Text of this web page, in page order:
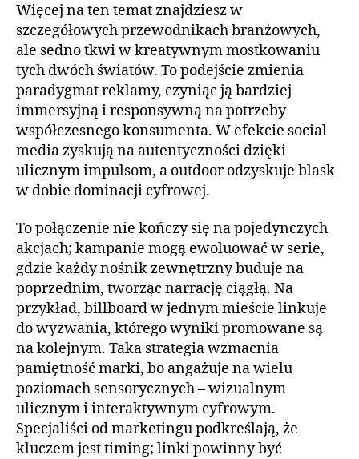
Więcej na ten temat znajdziesz w
szczegółowych przewodnikach branżowych,
ale sedno tkwi w kreatywnym mostkowaniu
tych dwóch światów. To podejście zmienia
paradygmat reklamy, czyniąc ją bardziej
immersyjną i responsywną na potrzeby
współczesnego konsumenta. W efekcie social
media zyskują na autentyczności dzięki
ulicznym impulsom, a outdoor odzyskuje blask
w dobie dominacji cyfrowej.
To połączenie nie kończy się na pojedynczych
akcjach; kampanie mogą ewoluować w serie,
gdzie każdy nośnik zewnętrzny buduje na
poprzednim, tworząc narrację ciągłą. Na
przykład, billboard w jednym mieście linkuje
do wyzwania, którego wyniki promowane są
na kolejnym. Taka strategia wzmacnia
pamiętność marki, bo angażuje na wielu
poziomach sensorycznych – wizualnym
ulicznym i interaktywnym cyfrowym.
Specjaliści od marketingu podkreślają, że
kluczem jest timing; linki powinny być